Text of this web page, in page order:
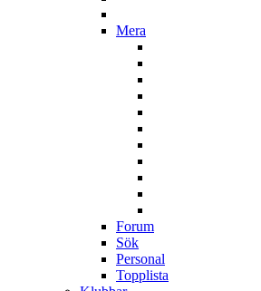
Mera
Forum
Sök
Personal
Topplista